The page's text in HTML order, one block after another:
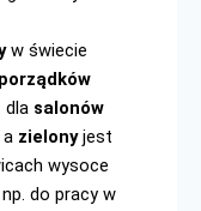
w świecie
porządków
dla
a zielony jest
wysoce